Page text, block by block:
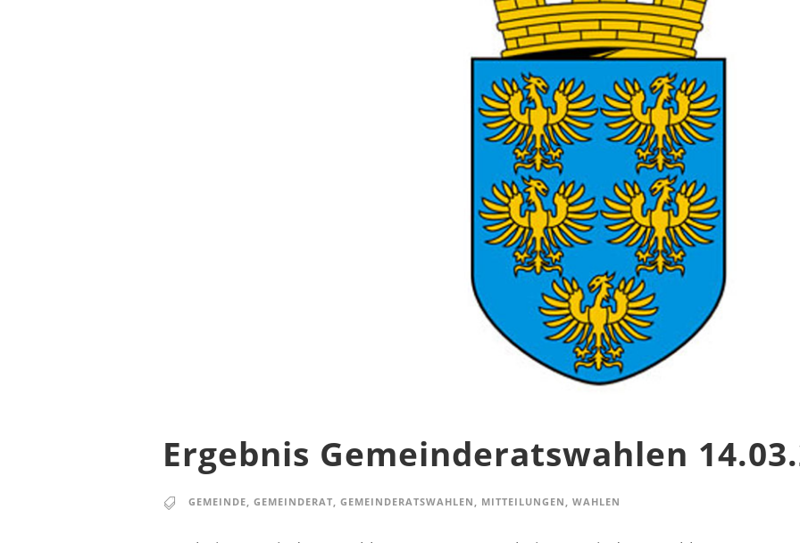
Ergebnis Gemeinderatswahlen
GEMEINDE, GEMEINDERAT, GEMEINDERATSWAHLEN , MITTEILUNGEN , WAHLEN